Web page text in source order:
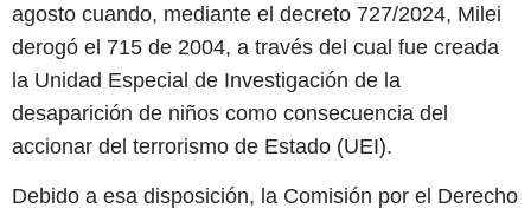
agosto cuando, mediante el decreto 727/2024, Milei
derogó el 715 de 2004, a través del cual fue creada
la Unidad Especial de Investigación de la
desaparición de niños como consecuencia del
accionar del terrorismo de Estado (UEI).
Debido a esa disposición, la Comisión por el Derecho